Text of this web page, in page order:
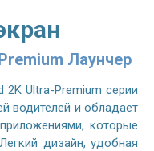
Лаунчер
2K Ultra-Premium серии
водителей и обладает
которые
дизайн, удобная